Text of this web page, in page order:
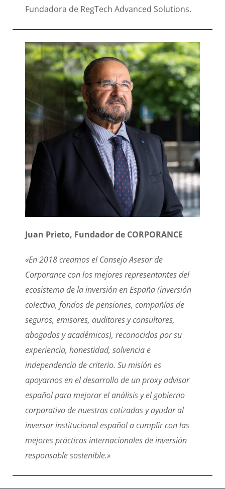
Fundadora de RegTech Advanced Solutions.
Juan Prieto, Fundador de CORPORANCE
«En 2018 creamos el Consejo Asesor de
Corporance con los mejores representantes del
ecosistema de la inversión en España (inversión
colectiva, fondos de pensiones, compañías de
seguros, emisores, auditores y consultores,
abogados y académicos), reconocidos por su
experiencia, honestidad, solvencia e
independencia de criterio. Su misión es
apoyarnos en el desarrollo de un proxy advisor
español para mejorar el análisis y el gobierno
corporativo de nuestras cotizadas y ayudar al
inversor institucional español a cumplir con las
mejores prácticas internacionales de inversión
responsable sostenible.»